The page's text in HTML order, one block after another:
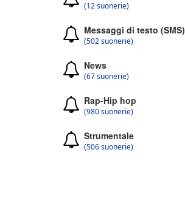
(12 suonerie)
Messaggi di testo (SMS)
(502 suonerie)
News
(67 suonerie)
Rap-Hip hop
(980 suonerie)
Strumentale
(506 suonerie)